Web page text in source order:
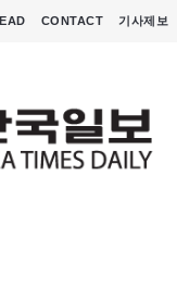
CONTACT 기사제보